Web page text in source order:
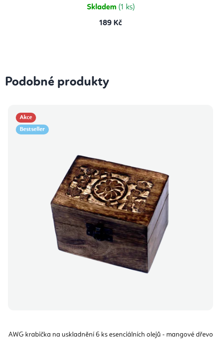
Skladem (1 ks)
189 Kč
Podobné produkty
Akce
Bestseller
AWG krabička na uskladnění 6 ks esenciálních olejů - mangové dřevo